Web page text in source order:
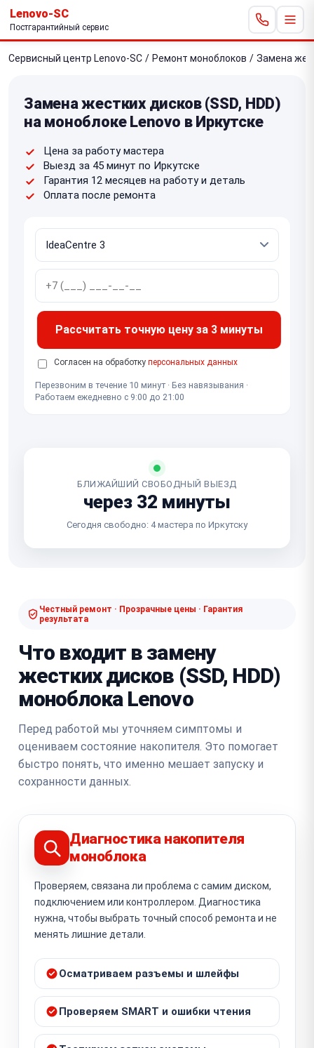
Lenovo-SC
Постгарантийный сервис
Сервисный центр Lenovo-SC / Ремонт моноблоков / Замена
Замена жестких дисков (SSD, HDD)
на моноблоке Lenovo в Иркутске
Цена за работу мастера
Выезд за 45 минут по Иркутске
Гарантия 12 месяцев на работу и деталь
Оплата после ремонта
Рассчитать точную цену за 3 минуты
Согласен на обработку персональных данных
Перезвоним в течение 10 минут · Без навязывания ·
Работаем ежедневно с 9:00 до 21:00
БЛИЖАЙШИЙ СВОБОДНЫЙ ВЫЕЗД
через 32 минуты
Сегодня свободно: 4 мастера по Иркутску
Честный ремонт · Прозрачные цены · Гарантия
результата
Что входит в замену
жестких дисков (SSD, HDD)
моноблока Lenovo
Перед работой мы уточняем симптомы и
оцениваем состояние накопителя. Это помогает
быстро понять, что именно мешает запуску и
сохранности данных.
Диагностика накопителя
моноблока
Проверяем, связана ли проблема с самим диском,
подключением или контроллером. Диагностика
нужна, чтобы выбрать точный способ ремонта и не
менять лишние детали.
Осматриваем разъемы и шлейфы
Проверяем SMART и ошибки чтения